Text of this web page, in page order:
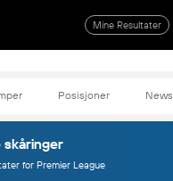
Mine Resultater
Posisjoner News
skåringer
for Premier League